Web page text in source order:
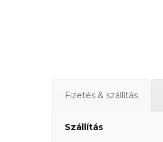
Fizetés & szállítás
Szállítás